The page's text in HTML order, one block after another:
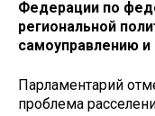
Федерации по
региональной
самоуправлению
Парламентарий
проблема